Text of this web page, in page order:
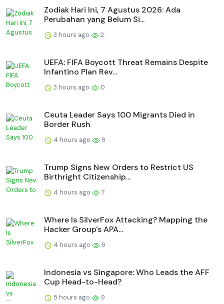
Zodiak Hari Ini, 7 Agustus 2026: Ada
Perubahan yang Belum Si...
3 hours ago 2
UEFA: FIFA Boycott Threat Remains Despite
Infantino Plan Rev...
3 hours ago 0
Ceuta Leader Says 100 Migrants Died in
Border Rush
4 hours ago 9
Trump Signs New Orders to Restrict US
Birthright Citizenship...
4 hours ago 7
Where Is SilverFox Attacking? Mapping the
Hacker Group's APA...
4 hours ago 9
Indonesia vs Singapore: Who Leads the AFF
Cup Head-to-Head?
5 hours ago 9